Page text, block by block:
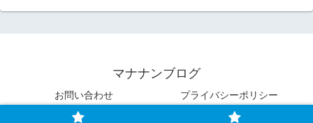
マナナンブログ
お問い合わせ プライバシーポリシー